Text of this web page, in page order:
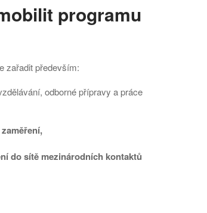
programu
zařadit především:
odborné přípravy a práce
do sítě mezinárodních kontaktů